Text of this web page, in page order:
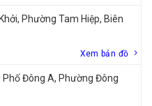
Phường Tam Hiệp, Biên
Xem bản đồ
Phố Đông A, Phường Đông